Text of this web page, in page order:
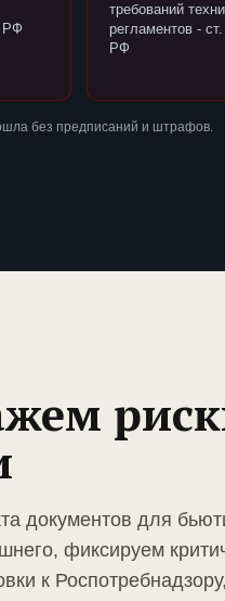
РФ
требований
регламентов -
РФ
без предписаний и штрафов.
документов для
фиксируем
к